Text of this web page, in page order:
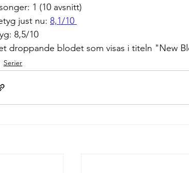
1 (10 avsnitt)
just nu: 8,1/10
8,5/10
droppande blodet som visas i titeln "New
Serier